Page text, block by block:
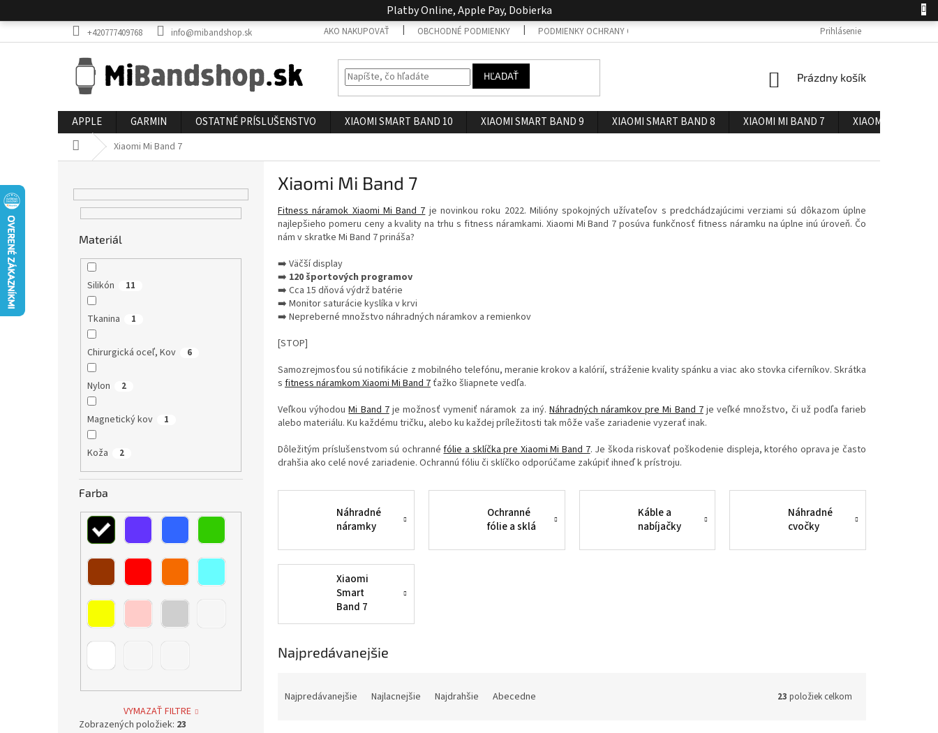
na
Platby Online, Apple Pay, Dobierka
+420777409768 info@mibandshop.sk AKO NAKUPOVAŤ OBCHODNÉ PODMIENKY PODMIENKY OCHRANY OSOBNÝCH ÚDAJOV REKLAMÁCIA A VRÁTENIE
Prihlásenie
HĽADAŤ
NÁKUPNÝ
Prázdny košík
APPLE GARMIN OSTATNÉ PRÍSLUŠENSTVO XIAOMI SMART BAND 10 XIAOMI SMART BAND 9 XIAOMI SMART BAND 8 XIAOMI MI BAND 7 XIAOMI MI BAND 6
DomovXiaomi Mi Band 7
Materiál
Silikón 11
Tkanina 1
Chirurgická oceľ, Kov 6
Nylon 2
Magnetický kov 1
Koža 2
Farba
VYMAZAŤ FILTRE
Zobrazených položiek: 23
Xiaomi Mi Band 7
Fitness náramok Xiaomi Mi Band 7je novinkou roku 2022. Milióny spokojných užívateľov s predchádzajúcimi verziami sú dôkazom úplne
najlepšieho pomeru ceny a kvality na trhu s fitness náramkami. Xiaomi Mi Band 7 posúva funkčnosť fitness náramku na úplne inú úroveň. Čo
nám v skratke Mi Band 7 prináša?
➡️ Väčší display
➡️ 120 športových programov
➡️ Cca 15 dňová výdrž batérie
➡️ Monitor saturácie kyslíka v krvi
➡️ Nepreberné množstvo náhradných náramkov a remienkov
[STOP]
Samozrejmosťou sú notifikácie z mobilného telefónu, meranie krokov a kalórií, stráženie kvality spánku a viac ako stovka ciferníkov. Skrátka
s fitness náramkom Xiaomi Mi Band 7ťažko šliapnete vedľa.
Veľkou výhodouMi Band 7je možnosť vymeniť náramok za iný. Náhradných náramkov pre Mi Band 7je veľké množstvo, či už podľa farieb
alebo materiálu. Ku každému tričku, alebo ku každej príležitosti tak môže vaše zariadenie vyzerať inak.
Dôležitým príslušenstvom sú ochrannéfólie a sklíčka pre Xiaomi Mi Band 7. Je škoda riskovať poškodenie displeja, ktorého oprava je často
drahšia ako celé nové zariadenie. Ochrannú fóliu či sklíčko odporúčame zakúpiť ihneď k prístroju.
Náhradné
náramky
Ochranné
fólie a sklá
Káble a
nabíjačky
Náhradné
cvočky
Xiaomi
Smart
Band 7
PRO
Najpredávanejšie
Najpredávanejšie Najlacnejšie Najdrahšie Abecedne 23 položiek celkom